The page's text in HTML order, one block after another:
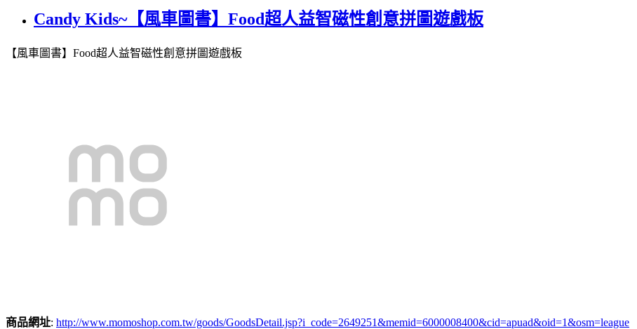
Candy Kids~【風車圖書】Food超人益智磁性創意拼圖遊戲板
【風車圖書】Food超人益智磁性創意拼圖遊戲板
商品網址: http://www.momoshop.com.tw/goods/GoodsDetail.jsp?i_code=2649251&memid=6000008400&cid=apuad&oid=1&osm=league